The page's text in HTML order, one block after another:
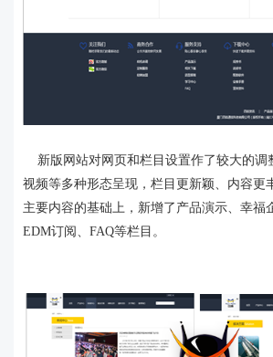
新版网站对网页和栏目设置作了较大的调
视频等多种形态呈现，栏目更新颖、内容更
主要内容的基础上，新增了产品演示、幸福
EDM订阅、FAQ等栏目。